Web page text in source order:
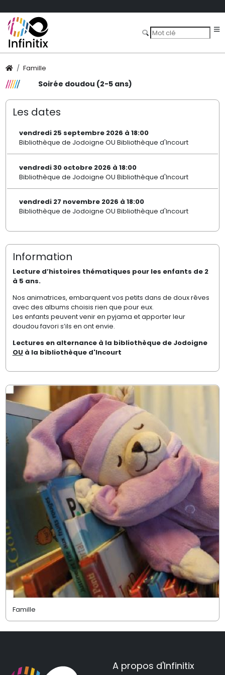
Famille
Soirée doudou (2-5 ans)
Les dates
vendredi 25 septembre 2026 à 18:00
Bibliothèque de Jodoigne OU Bibliothèque d'Incourt
vendredi 30 octobre 2026 à 18:00
Bibliothèque de Jodoigne OU Bibliothèque d'Incourt
vendredi 27 novembre 2026 à 18:00
Bibliothèque de Jodoigne OU Bibliothèque d'Incourt
Information
Lecture d’histoires thématiques pour les enfants de 2
à 5 ans.
Nos animatrices, embarquent vos petits dans de doux rêves
avec des albums choisis rien que pour eux.
Les enfants peuvent venir en pyjama et apporter leur
doudou favori s’ils en ont envie.
Lectures en alternance à la bibliothèque de Jodoigne
OU à la bibliothèque d'Incourt
Famille
A propos d'Infinitix